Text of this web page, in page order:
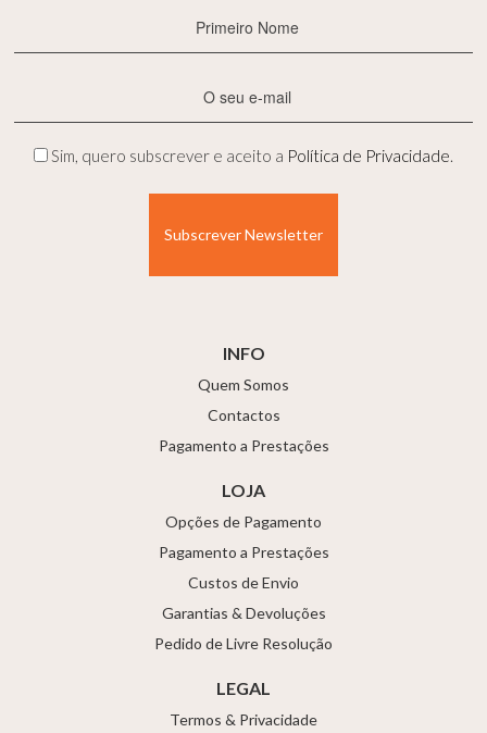
Nome
mail
Privacidade
Sim, quero subscrever e aceito a Política de Privacidade
INFO
Quem Somos
Contactos
Pagamento a Prestações
LOJA
Opções de Pagamento
Pagamento a Prestações
Custos de Envio
Garantias & Devoluções
Pedido de Livre Resolução
LEGAL
Termos & Privacidade